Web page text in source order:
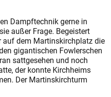
Dampftechnik gerne in
außer Frage. Begeistert
auf dem Martinskirchplatz die
gigantischen Fowlerschen
sattgesehen und noch
der konnte Kirchheims
Der Martinskirchturm